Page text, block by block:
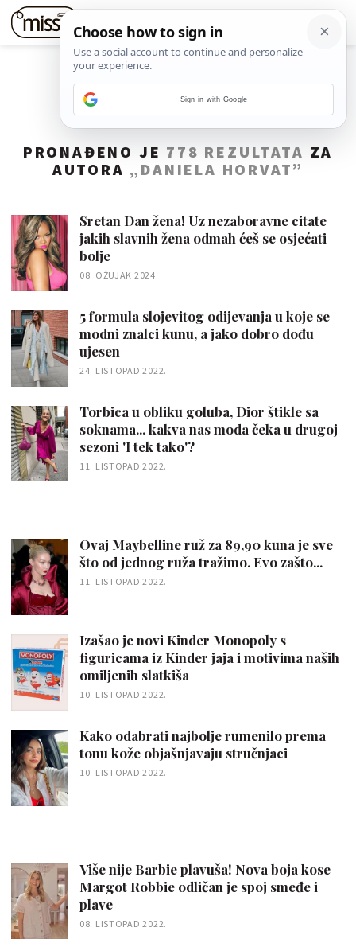
PRONAĐENO JE 778 REZULTATA ZA
AUTORA „DANIELA HORVAT”
Sretan Dan žena! Uz nezaboravne citate
jakih slavnih žena odmah ćeš se osjećati
bolje
08. OŽUJAK 2024.
5 formula slojevitog odijevanja u koje se
modni znalci kunu, a jako dobro dođu
ujesen
24. LISTOPAD 2022.
Torbica u obliku goluba, Dior štikle sa
soknama... kakva nas moda čeka u drugoj
sezoni 'I tek tako'?
11. LISTOPAD 2022.
Ovaj Maybelline ruž za 89,90 kuna je sve
što od jednog ruža tražimo. Evo zašto...
11. LISTOPAD 2022.
Izašao je novi Kinder Monopoly s
figuricama iz Kinder jaja i motivima naših
omiljenih slatkiša
10. LISTOPAD 2022.
Kako odabrati najbolje rumenilo prema
tonu kože objašnjavaju stručnjaci
10. LISTOPAD 2022.
Više nije Barbie plavuša! Nova boja kose
Margot Robbie odličan je spoj smeđe i
plave
08. LISTOPAD 2022.
Sign in with Google